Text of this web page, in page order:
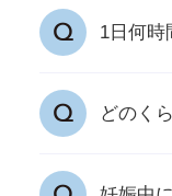
乾燥機
1日何時
特定の
のため
どのく
期待でき